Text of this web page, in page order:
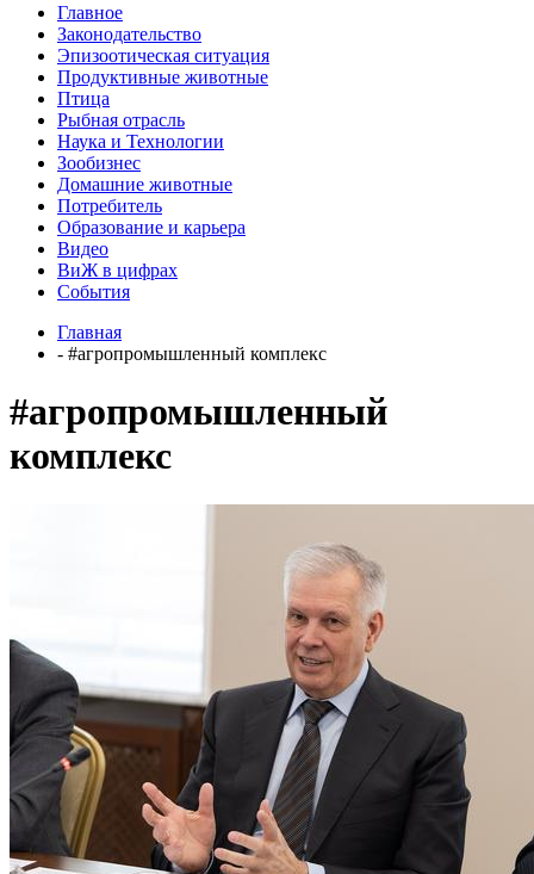
Главное
Законодательство
Эпизоотическая ситуация
Продуктивные животные
Птица
Рыбная отрасль
Наука и Технологии
Зообизнес
Домашние животные
Потребитель
Образование и карьера
Видео
ВиЖ в цифрах
События
Главная
- #агропромышленный комплекс
#агропромышленный
комплекс